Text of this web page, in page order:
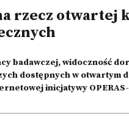
rzecz
badawczej, widoczność
dostępnych w otwartym
inicjatywy